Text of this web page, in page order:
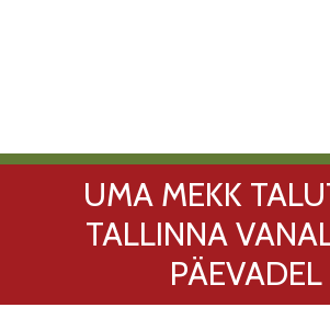
UMA MEKK
TALLINNA
PÄEVADEL